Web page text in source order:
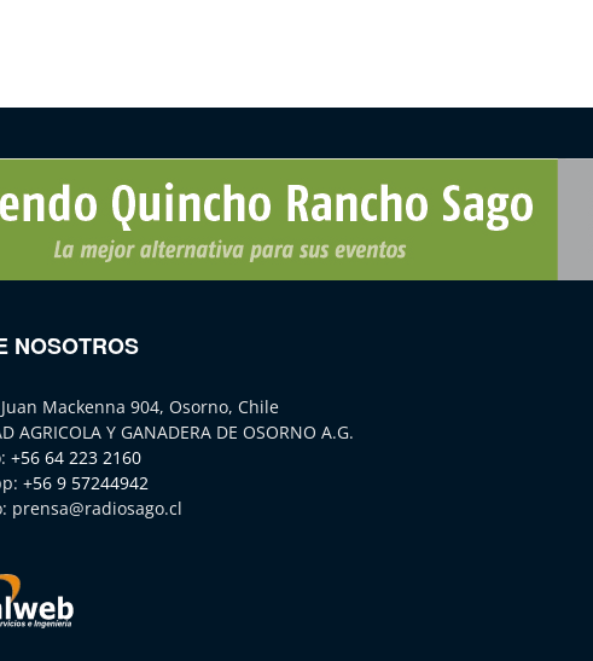
NOSOTROS
Mackenna 904, Osorno, Chile
AGRICOLA Y GANADERA DE OSORNO A.G.
+56 64 223 2160
+56 9 57244942
prensa@radiosago.cl